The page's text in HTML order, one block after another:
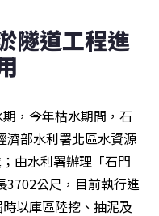
隧道工程進
，今年枯水期間，石
濟部水利署北區水資源
由水利署辦理「石門
3702公尺，目前執行進
以庫區陸挖、抽泥及